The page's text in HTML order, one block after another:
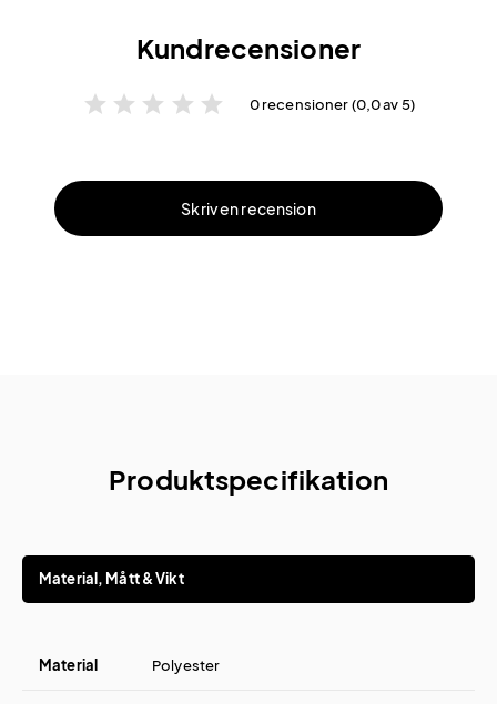
Kundrecensioner
star star star star star 0 recensioner (0,0 av 5)
Skriv en recension
Produktspecifikation
Material, Mått & Vikt
Material Polyester